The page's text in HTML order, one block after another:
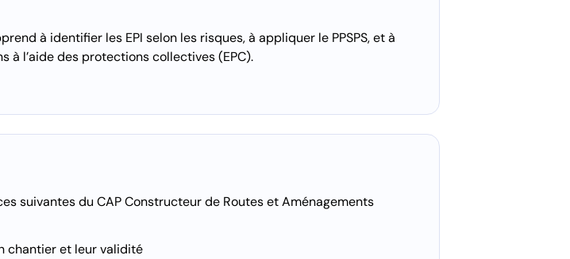
à identifier les EPI selon les risques, à appliquer le PPSPS, et à
à l’aide des protections collectives (EPC).
suivantes du CAP Constructeur de Routes et Aménagements
chantier et leur validité